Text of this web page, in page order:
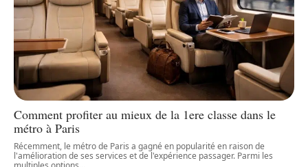
Comment profiter au mieux de la 1ere classe dans le
métro à Paris
Récemment, le métro de Paris a gagné en popularité en raison de
l'amélioration de ses services et de l'expérience passager. Parmi les